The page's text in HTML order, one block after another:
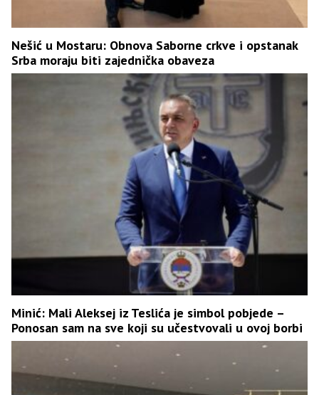
Nešić u Mostaru: Obnova Saborne crkve i opstanak
Srba moraju biti zajednička obaveza
Minić: Mali Aleksej iz Teslića je simbol pobjede –
Ponosan sam na sve koji su učestvovali u ovoj borbi